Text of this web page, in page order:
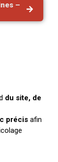
–
du site, de
précis afin